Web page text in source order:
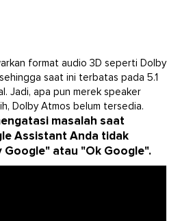
format audio 3D seperti Dolby
saat ini terbatas pada 5.1
Jadi, apa pun merek speaker
Dolby Atmos belum tersedia.
masalah saat
Assistant Anda tidak
Google" atau "Ok Google".